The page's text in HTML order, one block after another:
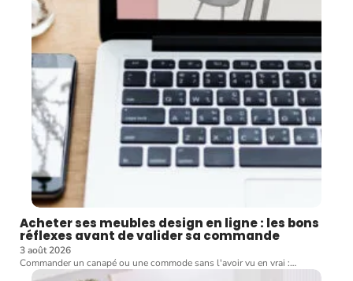
Acheter ses meubles design en ligne : les bons
réflexes avant de valider sa commande
3 août 2026
Commander un canapé ou une commode sans l'avoir vu en vrai :…